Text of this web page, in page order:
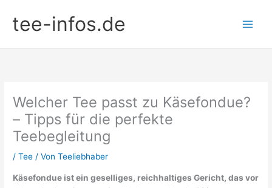
Inhalt
springen
tee-infos.de
Welcher Tee passt zu Käsefondue?
– Tipps für die perfekte
Teebegleitung
/Tee / VonTeeliebhaber
Käsefondue ist ein geselliges, reichhaltiges Gericht, das vor